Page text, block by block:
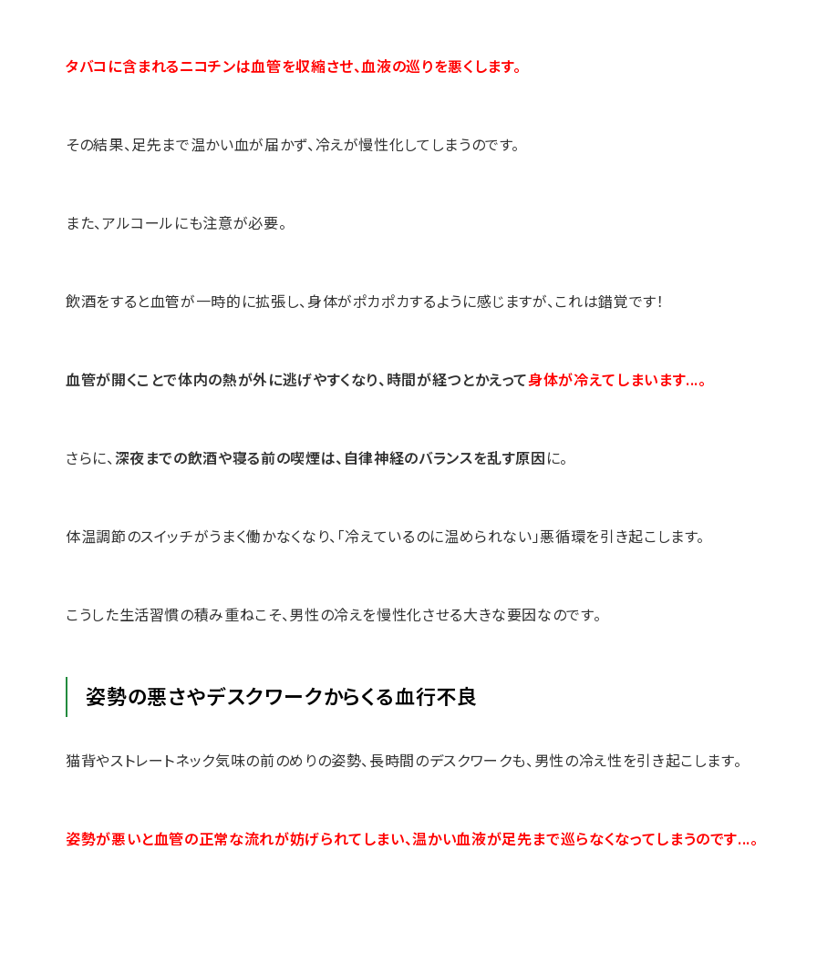
タバコに含まれるニコチンは血管を収縮させ、血液の巡りを悪くします。
その結果、足先まで温かい血が届かず、冷えが慢性化してしまうのです。
また、アルコールにも注意が必要。
飲酒をすると血管が一時的に拡張し、身体がポカポカするように感じますが、これは錯覚です！
血管が開くことで体内の熱が外に逃げやすくなり、時間が経つとかえって身体が冷えてしまいます...。
さらに、深夜までの飲酒や寝る前の喫煙は、自律神経のバランスを乱す原因 に。
体温調節のスイッチがうまく働かなくなり、「冷えているのに温められない」悪循環を引き起こします。
こうした生活習慣の積み重ねこそ、男性の冷えを慢性化させる大きな要因なのです。
姿勢の悪さやデスクワークからくる血行不良
猫背やストレートネック気味の前のめりの姿勢、長時間のデスクワークも、男性の冷え性を引き起こします。
姿勢が悪いと血管の正常な流れが妨げられてしまい、温かい血液が足先まで巡らなくなってしまうのです...。